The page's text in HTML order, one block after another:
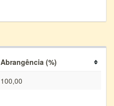
Abrangência (%)
100,00